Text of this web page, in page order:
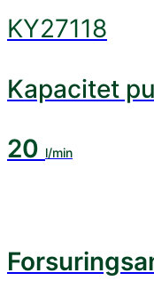
KY27118
Kapacitet
20 l/min